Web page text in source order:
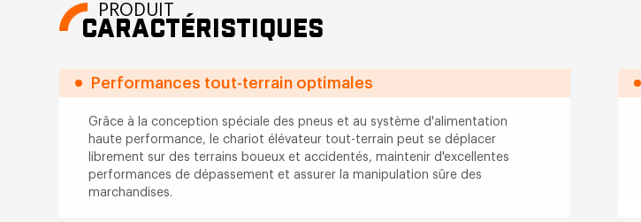
PRODUIT
CARACTÉRISTIQUES
Performances tout-terrain optimales
Grâce à la conception spéciale des pneus et au système d'alimentation
haute performance, le chariot élévateur tout-terrain peut se déplacer
librement sur des terrains boueux et accidentés, maintenir d'excellentes
performances de dépassement et assurer la manipulation sûre des
marchandises.